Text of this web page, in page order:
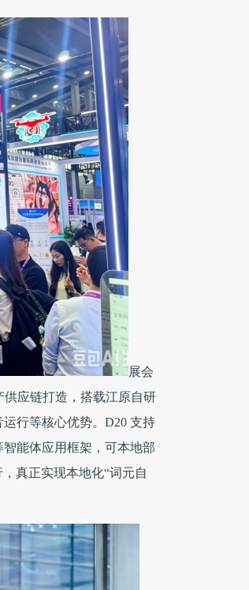
展会
应链打造，搭载江原自研
行等核心优势。D20 支持
智能体应用框架，可本地部
真正实现本地化“词元自